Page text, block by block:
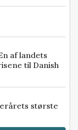
af landets
til Danish
største